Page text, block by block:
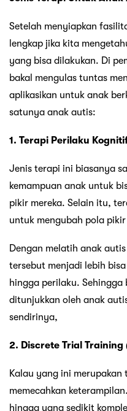
Setelah menyiapkan
lengkap jika kita
yang bisa dilakukan. Di
bakal mengulas tuntas
aplikasikan untuk anak
satunya anak autis:
1. Terapi Perilaku
Jenis terapi ini biasanya
kemampuan anak untuk
pikir mereka. Selain itu,
untuk mengubah pola
Dengan melatih anak
tersebut menjadi lebih
hingga perilaku.
ditunjukkan oleh anak
sendirinya,
2. Discrete Trial Training
Kalau yang ini
memecahkan
hingga yang sedikit